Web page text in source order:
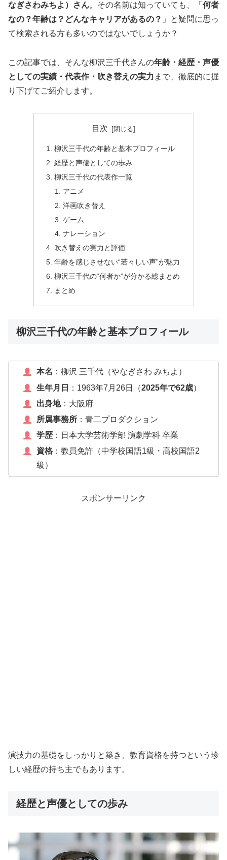
なぎさわみちよ）さん。その名前は知っていても、「 何者
なの？年齢は？どんなキャリアがあるの？ 」と疑問に思っ
て検索される方も多いのではないでしょうか？
この記事では、そんな柳沢三千代さんの年齢・経歴・声優
としての実績・代表作・吹き替えの実力 まで、徹底的に掘
り下げてご紹介します。
目次
柳沢三千代の年齢と基本プロフィール
経歴と声優としての歩み
柳沢三千代の代表作一覧
アニメ
洋画吹き替え
ゲーム
ナレーション
吹き替えの実力と評価
年齢を感じさせない“若々しい声”が魅力
柳沢三千代の“何者か”が分かる総まとめ
まとめ
柳沢三千代の年齢と基本プロフィール
本名 ：柳沢 三千代（やなぎさわ みちよ）
生年月日
：1963年7月26日（2025年で62歳）
出身地：大阪府
所属事務所：青二プロダクション
学歴：日本大学芸術学部 演劇学科 卒業
資格：教員免許（中学校国語1級・高校国語2
級）
スポンサーリンク
演技力の基礎をしっかりと築き、教育資格を持つという珍
しい経歴の持ち主でもあります。
経歴と声優としての歩み